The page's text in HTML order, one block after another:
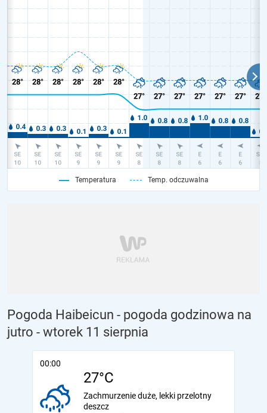
Temperatura Temp. odczuwalna
Pogoda Haibeicun - pogoda godzinowa na
jutro - wtorek 11 sierpnia
00:00
27°C
Zachmurzenie duże, lekki przelotny
deszcz